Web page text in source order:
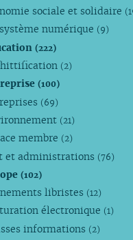
sociale et solidaire
numérique (9)
(222)
(2)
(100)
(69)
(21)
membre (2)
et administrations (76)
(102)
libristes (12)
électronique (1)
informations (2)